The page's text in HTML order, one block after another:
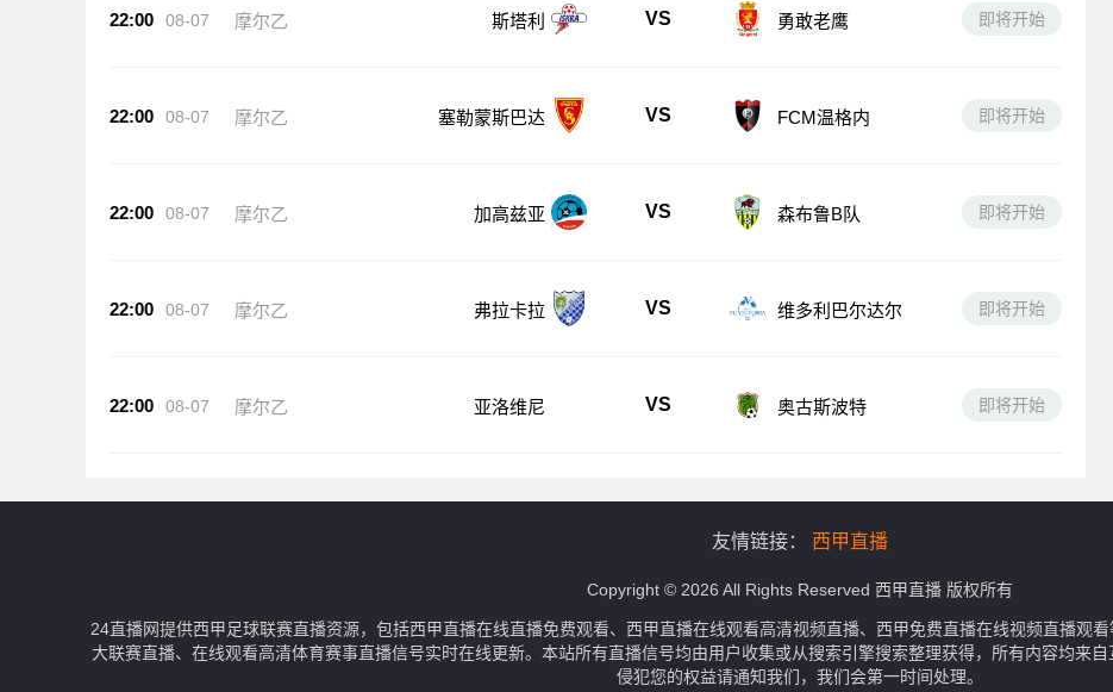
22:00 08-07 摩尔乙 斯塔利 VS 勇敢老鹰 即将开始
22:00 08-07 摩尔乙 塞勒蒙斯巴达 VS FCM温格内 即将开始
22:00 08-07 摩尔乙 加高兹亚 VS 森布鲁B队 即将开始
22:00 08-07 摩尔乙 弗拉卡拉 VS 维多利巴尔达尔 即将开始
22:00 08-07 摩尔乙 亚洛维尼 VS 奥古斯波特 即将开始
友情链接： 西甲直播
Copyright © 2026 All Rights Reserved 西甲直播 版权所有
24直播网提供西甲足球联赛直播资源，包括西甲直播在线直播免费观看、西甲直播在线观看高清视频直播、西甲免费直播在线视频直播观
大联赛直播、在线观看高清体育赛事直播信号实时在线更新。本站所有直播信号均由用户收集或从搜索引擎搜索整理获得，所有内容均来
侵犯您的权益请通知我们，我们会第一时间处理。